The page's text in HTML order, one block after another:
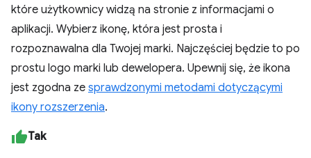
które użytkownicy widzą na stronie z informacjami o
aplikacji. Wybierz ikonę, która jest prosta i
rozpoznawalna dla Twojej marki. Najczęściej będzie to po
prostu logo marki lub dewelopera. Upewnij się, że ikona
jest zgodna ze sprawdzonymi metodami dotyczącymi
ikony rozszerzenia.
Tak